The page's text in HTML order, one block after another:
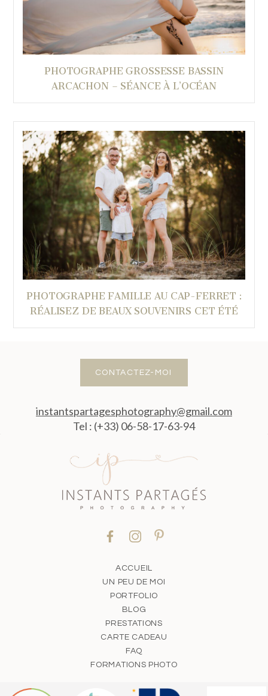
PHOTOGRAPHE GROSSESSE BASSIN
ARCACHON – SÉANCE À L’OCÉAN
PHOTOGRAPHE FAMILLE AU CAP-FERRET :
RÉALISEZ DE BEAUX SOUVENIRS CET ÉTÉ
CONTACTEZ-MOI
instantspartagesphotography@gmail.com
Tel : (+33) 06-58-17-63-94
ACCUEIL
UN PEU DE MOI
PORTFOLIO
BLOG
PRESTATIONS
CARTE CADEAU
FAQ
FORMATIONS PHOTO